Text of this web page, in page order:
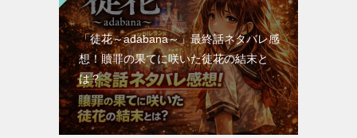
「徒花～adabana～」最終話ネタバレ感
想！贖罪の果てに咲いた徒花の結末と
は？